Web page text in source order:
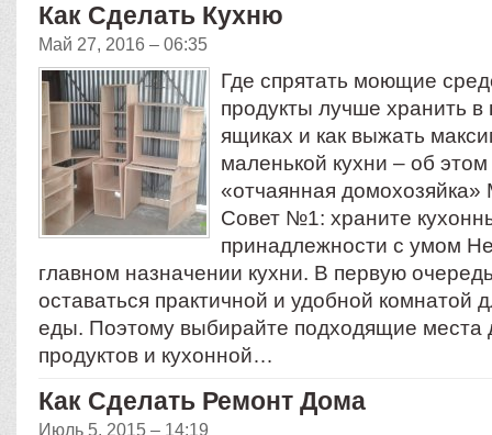
Как Сделать Кухню
Май 27, 2016 – 06:35
Где спрятать моющие
продукты лучше хранить в
ящиках и как выжать
маленькой кухни – об
«отчаянная
Совет №1: храните
принадлежности с умом
главном назначении кухни. В первую
оставаться практичной и удобной комнатой
еды. Поэтому выбирайте подходящие места
продуктов и кухонной…
Как Сделать Ремонт Дома
Июль 5, 2015 – 14:19